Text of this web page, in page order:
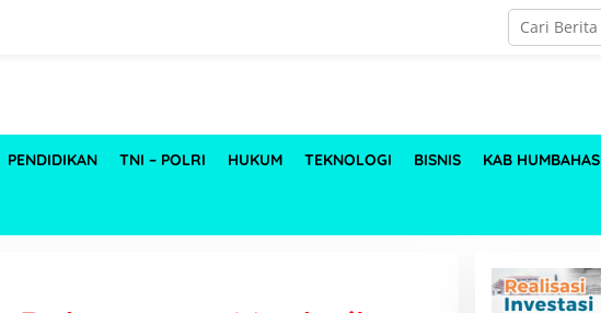
PENDIDIKAN TNI – POLRI HUKUM TEKNOLOGI BISNIS KAB HUMBAHAS